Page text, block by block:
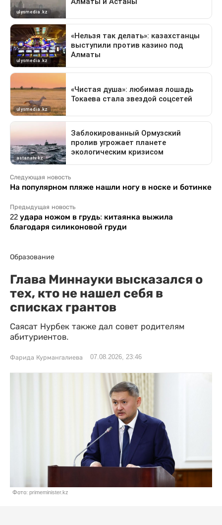
Следующая новость
На популярном пляже нашли ногу в носке и ботинке
Предыдущая новость
22 удара ножом в грудь: китаянка выжила
благодаря силиконовой груди
Образование
Глава Миннауки высказался о
тех, кто не нашел себя в
списках грантов
Саясат Нурбек также дал совет родителям
абитуриентов.
Фарида Курмангалиева 07.08.2026, 23:46
Фото: primeminister.kz